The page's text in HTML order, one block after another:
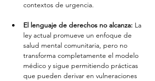
contextos de urgencia.
El lenguaje de derechos no alcanza: La
ley actual promueve un enfoque de
salud mental comunitaria, pero no
transforma completamente el modelo
médico y sigue permitiendo prácticas
que pueden derivar en vulneraciones